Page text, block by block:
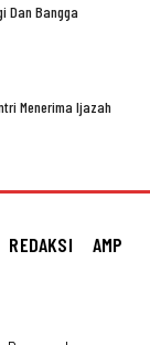
Dan Bangga
Menerima Ijazah
REDAKSI AMP